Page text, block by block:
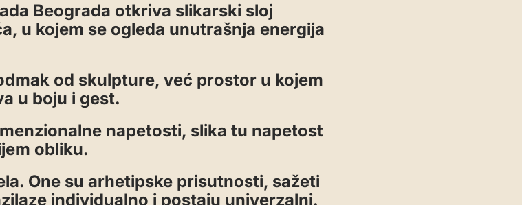
Beograda otkriva slikarski sloj
u kojem se ogleda unutrašnja energija
od skulpture, već prostor u kojem
u boju i gest.
napetosti, slika tu napetost
obliku.
One su arhetipske prisutnosti, sažeti
individualno i postaju univerzalni.